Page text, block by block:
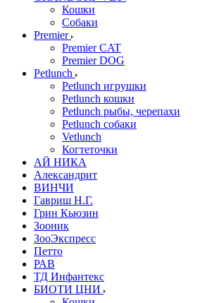
Кошки
Собаки
Premier
Premier CAT
Premier DOG
Petlunch
Petlunch игрушки
Petlunch кошки
Petlunch рыбы, черепахи
Petlunch собаки
Vetlunch
Когтеточки
АЙ НИКА
Александрит
ВИНЧИ
Гавриш Н.Г.
Грин Кьюзин
Зооник
ЗооЭкспресс
Петто
РАВ
ТД Инфантекс
БИОТИ ЦНИ